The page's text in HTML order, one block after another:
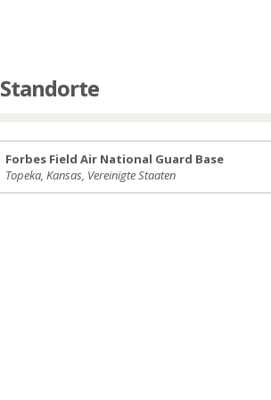
Standorte
Forbes Field Air National Guard Base
Topeka, Kansas, Vereinigte Staaten